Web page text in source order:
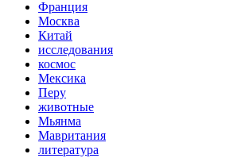
Франция
Москва
Китай
исследования
космос
Мексика
Перу
животные
Мьянма
Мавритания
литература